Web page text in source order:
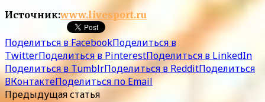
Источник:www.livesport.ru
Поделиться в FacebookПоделиться в
TwitterПоделиться в PinterestПоделиться в LinkedIn
Поделиться в TumblrПоделиться в RedditПоделиться
ВКонтактеПоделиться по Email
Предыдущая статья